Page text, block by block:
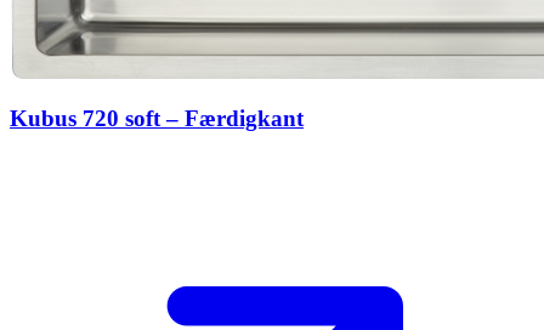
Kubus 720 soft – Færdigkant